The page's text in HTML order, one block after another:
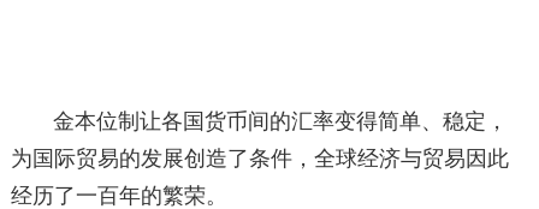
金本位制让各国货币间的汇率变得简单、稳定，
为国际贸易的发展创造了条件，全球经济与贸易因此
经历了一百年的繁荣。